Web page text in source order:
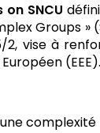
on SNCU
Groups
2, vise à
(EEE).